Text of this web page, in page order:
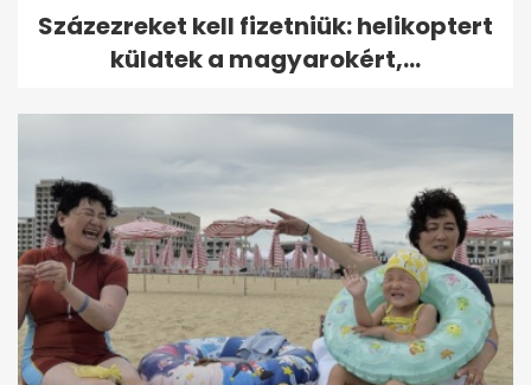
Százezreket kell fizetniük: helikoptert
küldtek a magyarokért,...